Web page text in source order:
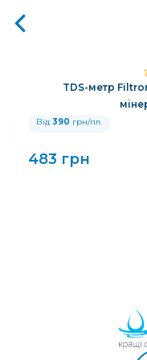
TDS-метр
Від 390 грн/пл.
483 грн